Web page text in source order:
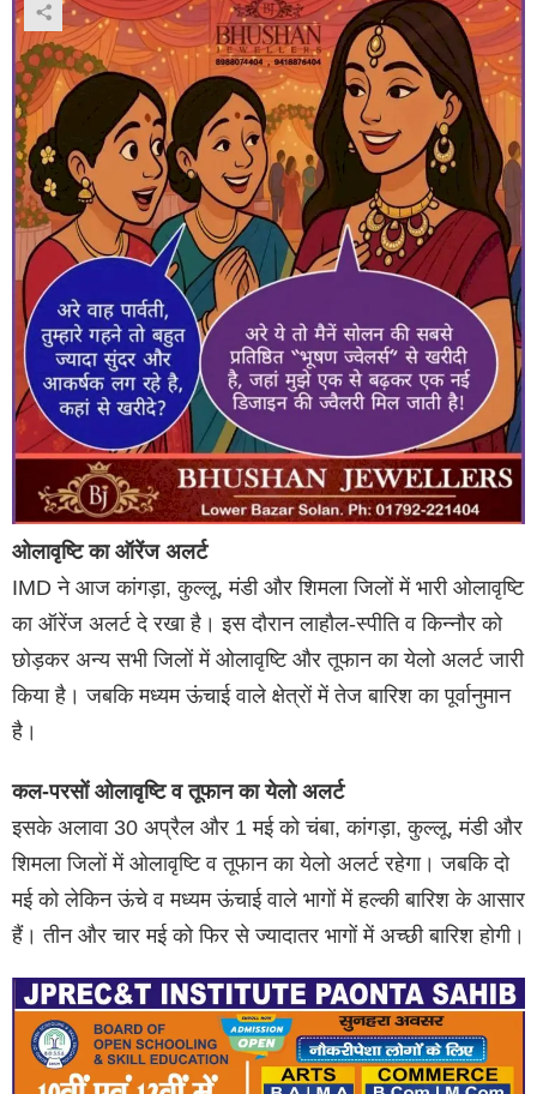
ओलावृष्टि का ऑरेंज अलर्ट
IMD ने आज कांगड़ा, कुल्लू, मंडी और शिमला जिलों में भारी ओलावृष्टि
का ऑरेंज अलर्ट दे रखा है। इस दौरान लाहौल-स्पीति व किन्नौर को
छोड़कर अन्य सभी जिलों में ओलावृष्टि और तूफान का येलो अलर्ट जारी
किया है। जबकि मध्यम ऊंचाई वाले क्षेत्रों में तेज बारिश का पूर्वानुमान
है।
कल-परसों ओलावृष्टि व तूफान का येलो अलर्ट
इसके अलावा 30 अप्रैल और 1 मई को चंबा, कांगड़ा, कुल्लू, मंडी और
शिमला जिलों में ओलावृष्टि व तूफान का येलो अलर्ट रहेगा। जबकि दो
मई को लेकिन ऊंचे व मध्यम ऊंचाई वाले भागों में हल्की बारिश के आसार
हैं। तीन और चार मई को फिर से ज्यादातर भागों में अच्छी बारिश होगी।